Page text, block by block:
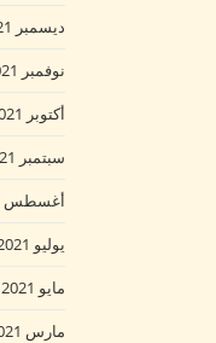
ديسمبر 2021
نوفمبر 2021
أكتوبر 2021
سبتمبر 2021
أغسطس 2021
يوليو 2021
مايو 2021
مارس 2021